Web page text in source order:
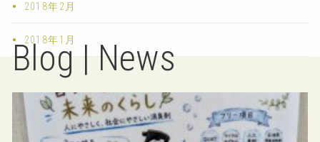
2018年2月
2018年1月
Blog | News